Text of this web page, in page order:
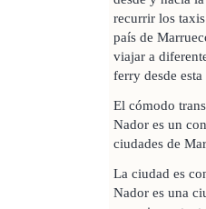
recurrir los
país de
viajar a
ferry desde
El cómodo
Nador es un
ciudades de
La ciudad es
Nador es una